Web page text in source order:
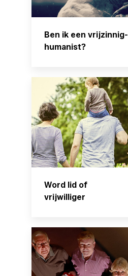
Ben ik een vrijzinnig-
humanist?
Word lid of
vrijwilliger